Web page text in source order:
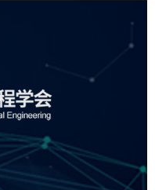
学会
网站建设 网站设计